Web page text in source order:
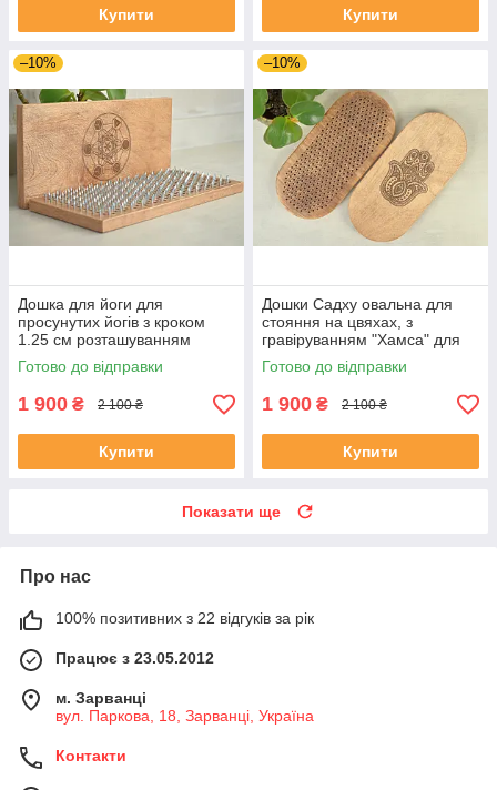
Купити Купити
–10%
Дошка для йоги для
просунутих йогів з кроком
1.25 см розташуванням
цвяхів Квітка Життя JB-112
Готово до відправки
1 900 ₴ 2 100 ₴
Купити
–10%
Дошки Садху овальна для
стояння на цвяхах, з
гравіруванням "Хамса" для
початківців з кроком 1 см,
подарунок йогу
Готово до відправки
1 900 ₴ 2 100 ₴
Купити
Показати ще
Про нас
100% позитивних з 22 відгуків за рік
Працює з 23.05.2012
м. Зарванці
вул. Паркова, 18, Зарванці, Україна
Контакти